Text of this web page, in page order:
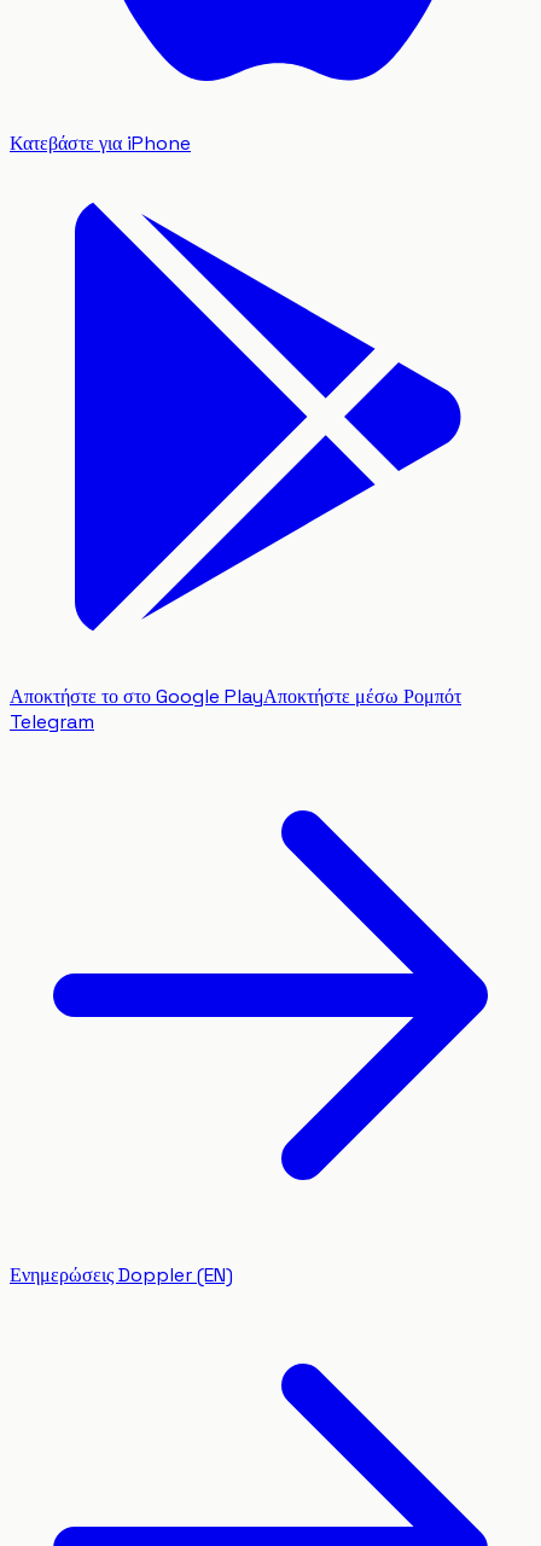
Κατεβάστε για iPhone
Αποκτήστε το στο Google PlayΑποκτήστε μέσω Ρομπότ
Telegram
Ενημερώσεις Doppler (EN)